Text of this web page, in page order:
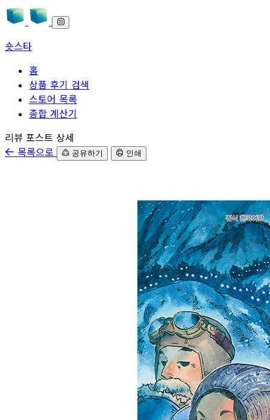
숏스타
홈
상품 후기 검색
스토어 목록
종합 계산기
본문으로 바로가기
리뷰 포스트 상세
목록으로
공유하기 인쇄